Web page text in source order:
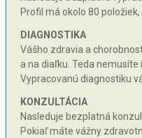
Profil má okolo 80
DIAGNOSTIKA
Vášho zdravia a
a na diaľku. Teda
Vypracovanú diagnostiku
KONZULTÁCIA
Nasleduje bezplatná
Pokiaľ máte vážny